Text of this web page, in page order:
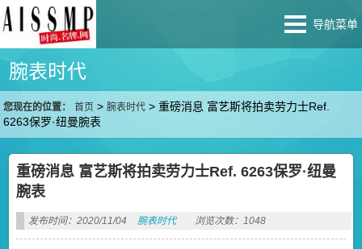
导航菜单
腕表时代
您现在的位置： 首页 >腕表时代 >重磅消息 富艺斯将拍卖劳力士Ref.
6263保罗·纽曼腕表
重磅消息 富艺斯将拍卖劳力士Ref. 6263保罗·纽曼
腕表
发布时间：2020/11/04 腕表时代 浏览次数：1048